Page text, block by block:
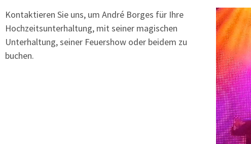
Kontaktieren Sie uns, um André Borges für Ihre
Hochzeitsunterhaltung, mit seiner magischen
Unterhaltung, seiner Feuershow oder beidem zu
buchen.